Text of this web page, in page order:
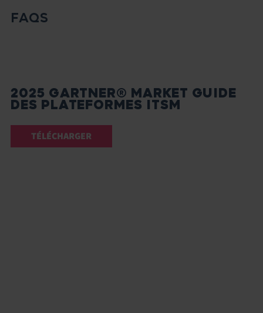
FAQS
2025 GARTNER® MARKET GUIDE
DES PLATEFORMES ITSM
TÉLÉCHARGER